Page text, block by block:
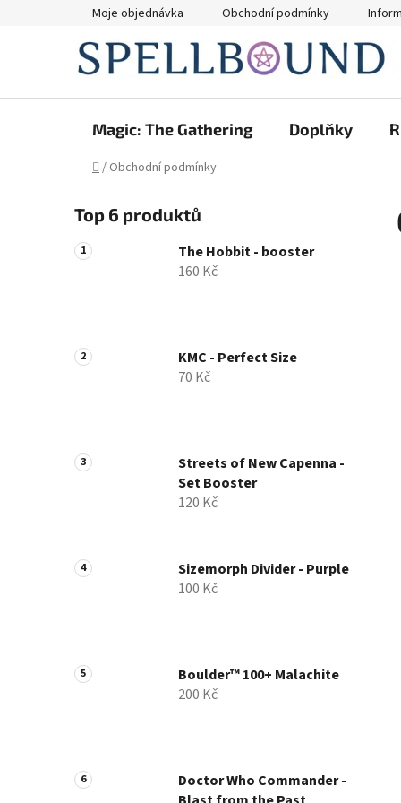
Moje objednávka Obchodní podmínky
Magic: The Gathering Doplňky
Domů
/ Obchodní podmínky
o
s
t
n
n
e
Top 6 produktů
The Hobbit - booster
160 Kč
KMC - Perfect Size
70 Kč
Streets of New Capenna -
Set Booster
120 Kč
Sizemorph Divider - Purple
100 Kč
Boulder™ 100+ Malachite
200 Kč
Doctor Who Commander -